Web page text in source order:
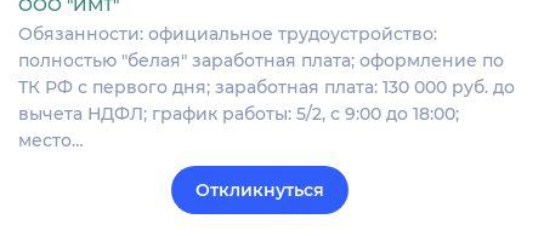
ООО "ИМТ"
Обязанности: официальное трудоустройство:
полностью "белая" заработная плата; оформление по
ТК РФ с первого дня; заработная плата: 130 000 руб. до
вычета НДФЛ; график работы: 5/2, с 9:00 до 18:00;
место…
Откликнуться